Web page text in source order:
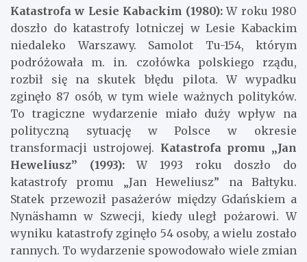
Katastrofa w Lesie Kabackim (1980): W roku 1980
doszło do katastrofy lotniczej w Lesie Kabackim
niedaleko Warszawy. Samolot Tu-154, którym
podróżowała m. in. czołówka polskiego rządu,
rozbił się na skutek błędu pilota. W wypadku
zginęło 87 osób, w tym wiele ważnych polityków.
To tragiczne wydarzenie miało duży wpływ na
polityczną sytuację w Polsce w okresie
transformacji ustrojowej. Katastrofa promu „Jan
Heweliusz” (1993):W 1993 roku doszło do
katastrofy promu „Jan Heweliusz” na Bałtyku.
Statek przewoził pasażerów między Gdańskiem a
Nynäshamn w Szwecji, kiedy uległ pożarowi. W
wyniku katastrofy zginęło 54 osoby, a wielu zostało
rannych. To wydarzenie spowodowało wiele zmian